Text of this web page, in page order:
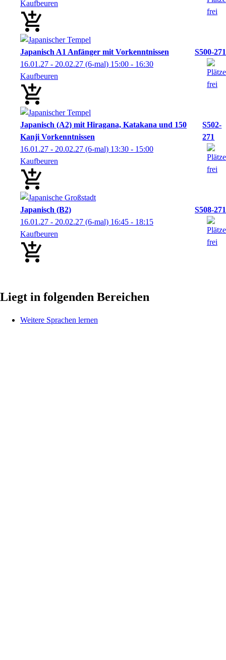
Kaufbeuren
Japanisch A1 Anfänger mit Vorkenntnissen
S500-271
16.01.27 - 20.02.27 (6-mal) 15:00 - 16:30
Kaufbeuren
Japanisch (A2) mit Hiragana, Katakana und 150
Kanji Vorkenntnissen
S502-
271
16.01.27 - 20.02.27 (6-mal) 13:30 - 15:00
Kaufbeuren
Japanisch (B2)
S508-271
16.01.27 - 20.02.27 (6-mal) 16:45 - 18:15
Kaufbeuren
Liegt in folgenden Bereichen
Weitere Sprachen lernen